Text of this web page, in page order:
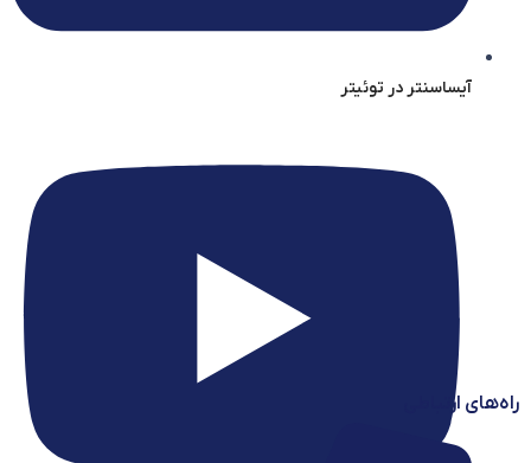
آیساسنتر در توئیتر
راه‌های ارتباطی